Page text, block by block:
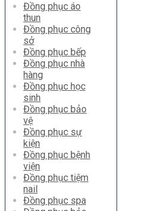
Đồng phục áo
thun
Đồng phục công
sở
Đồng phục bếp
Đồng phục nhà
hàng
Đồng phục học
sinh
Đồng phục bảo
vệ
Đồng phục sự
kiện
Đồng phục bệnh
viện
Đồng phục tiệm
nail
Đồng phục spa